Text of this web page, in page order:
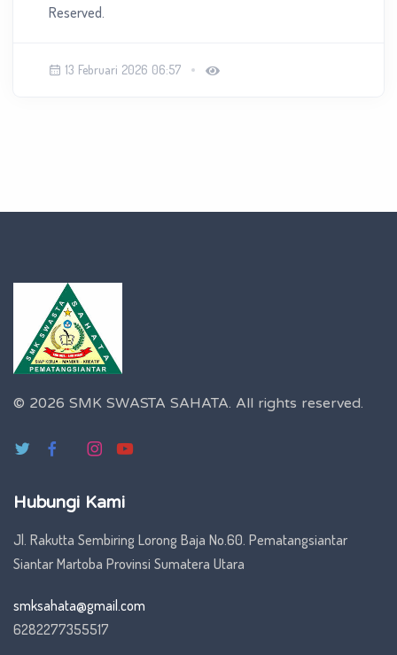
Reserved.
13 Februari 2026 06:57
© 2026 SMK SWASTA SAHATA. All rights reserved.
Hubungi Kami
Jl. Rakutta Sembiring Lorong Baja No.60. Pematangsiantar
Siantar Martoba Provinsi Sumatera Utara
smksahata@gmail.com
6282277355517